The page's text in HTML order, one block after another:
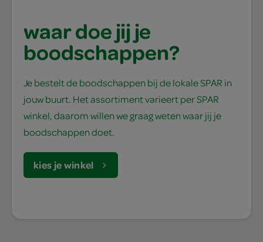
waar doe jij je
boodschappen?
Je bestelt de boodschappen bij de lokale SPAR in
jouw buurt. Het assortiment varieert per SPAR
winkel, daarom willen we graag weten waar jij je
boodschappen doet.
kies je winkel